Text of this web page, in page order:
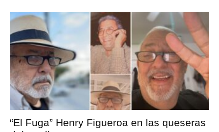
“El Fuga” Henry Figueroa en las queseras